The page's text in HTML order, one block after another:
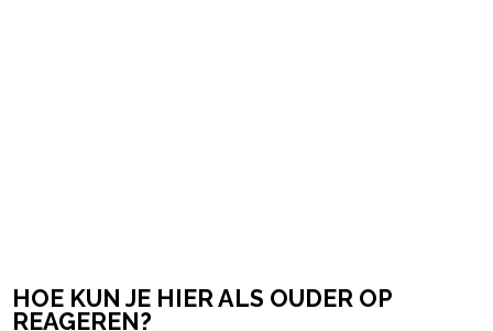
HOE KUN JE HIER ALS OUDER OP
REAGEREN?